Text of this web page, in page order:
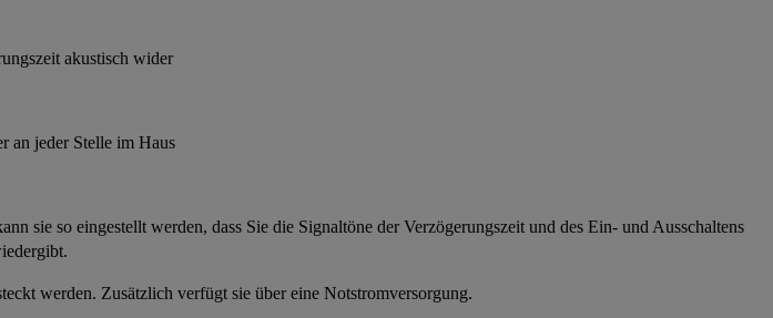
akustisch wider
an jeder Stelle im Haus
sie so eingestellt werden, dass Sie die Signaltöne der Verzögerungszeit und des Ein- und Ausschaltens
werden. Zusätzlich verfügt sie über eine Notstromversorgung.